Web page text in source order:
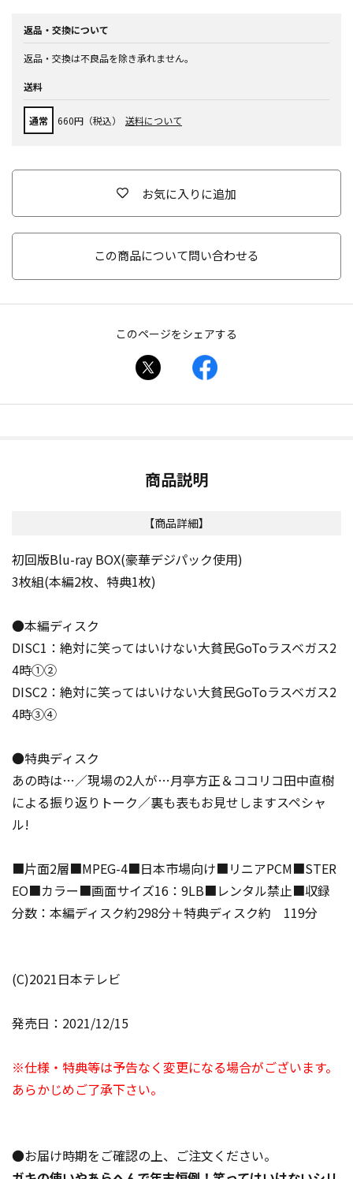
返品・交換について
返品・交換は不良品を除き承れません。
送料
通常 660円（税込） 送料について
お気に入りに追加
この商品について問い合わせる
このページをシェアする
商品説明
【商品詳細】
初回版Blu-ray BOX(豪華デジパック使用)
3枚組(本編2枚、特典1枚)
●本編ディスク
DISC1：絶対に笑ってはいけない大貧民GoToラスベガス2
4時①②
DISC2：絶対に笑ってはいけない大貧民GoToラスベガス2
4時③④
●特典ディスク
あの時は…／現場の2人が…月亭方正＆ココリコ田中直樹
による振り返りトーク／裏も表もお見せしますスペシャ
ル!
■片面2層■MPEG-4■日本市場向け■リニアPCM■STER
EO■カラー■画面サイズ16：9LB■レンタル禁止■収録
分数：本編ディスク約298分＋特典ディスク約 119分
(C)2021日本テレビ
発売日：2021/12/15
※仕様・特典等は予告なく変更になる場合がございます。
あらかじめご了承下さい。
●お届け時期をご確認の上、ご注文ください。